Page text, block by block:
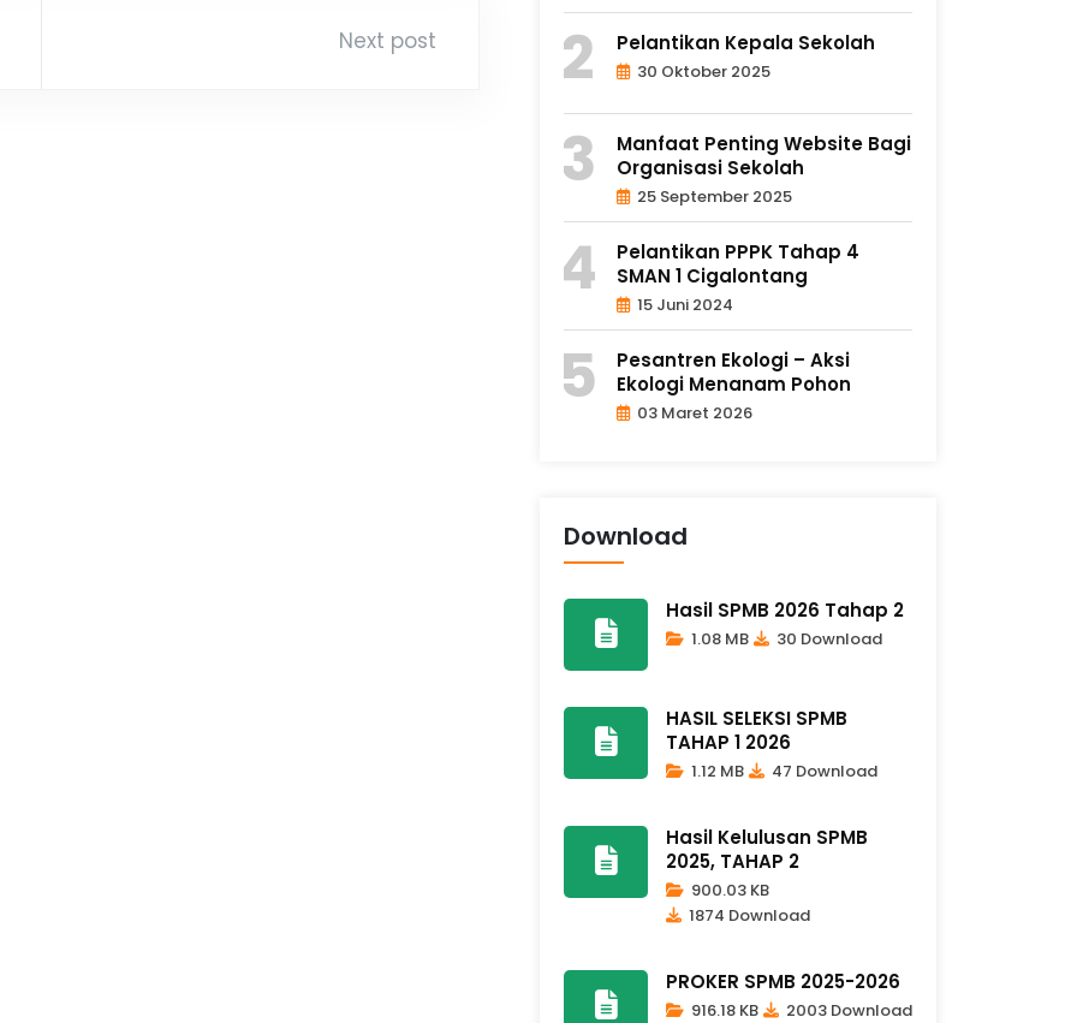
Next post Pelantikan Kepala Sekolah
30 Oktober 2025
Manfaat Penting Website Bagi
Organisasi Sekolah
25 September 2025
Pelantikan PPPK Tahap 4
SMAN 1 Cigalontang
15 Juni 2024
Pesantren Ekologi – Aksi
Ekologi Menanam Pohon
03 Maret 2026
Download
Hasil SPMB 2026 Tahap 2
1.08 MB 30 Download
HASIL SELEKSI SPMB
TAHAP 1 2026
1.12 MB 47 Download
Hasil Kelulusan SPMB
2025, TAHAP 2
900.03 KB
1874 Download
PROKER SPMB 2025-2026
916.18 KB 2003 Download